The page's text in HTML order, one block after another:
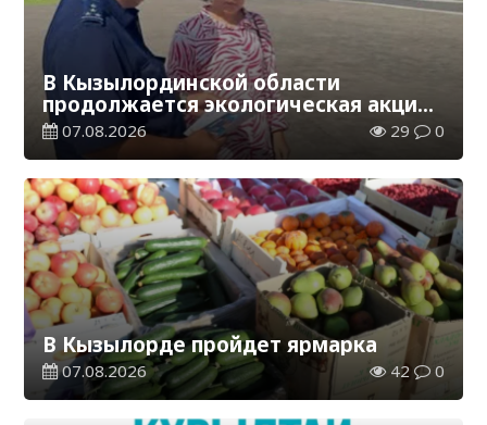
В Кызылординской области
продолжается экологическая акция
«Таза Қазақстан»
07.08.2026 29 0
В Кызылорде пройдет ярмарка
07.08.2026 42 0